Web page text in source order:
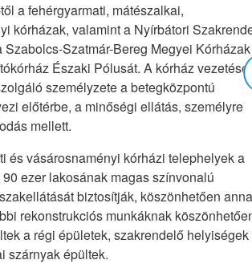
a fehérgyarmati, mátészalkai,
kórházak, valamint a Nyírbátori
Szabolcs-Szatmár-Bereg Megyei
Északi Pólusát. A kórház vezetése,
személyzete a betegközpontú
előtérbe, a minőségi ellátás, személyre
mellett.
és vásárosnaményi kórházi telephelyek a
ezer lakosának magas színvonalú
biztosítják, köszönhetően
rekonstrukciós munkáknak
a régi épületek, szakrendelő helyiségek
szárnyak épültek.